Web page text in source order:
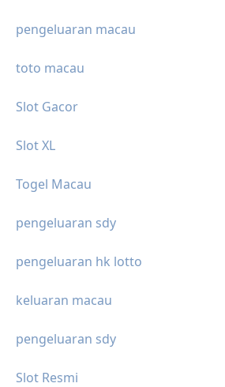
pengeluaran macau
toto macau
Slot Gacor
Slot XL
Togel Macau
pengeluaran sdy
pengeluaran hk lotto
keluaran macau
pengeluaran sdy
Slot Resmi